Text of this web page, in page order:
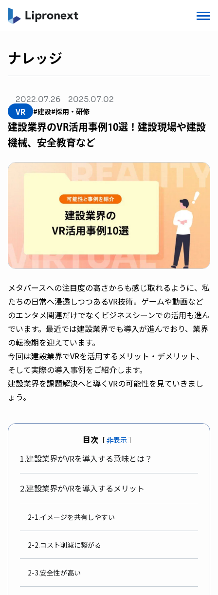
ナレッジ
2022.07.26 2025.07.02
VR #建設#採用・研修
建設業界のVR活用事例10選！建設現場や建設
機械、安全教育など
メタバースへの注目度の高さからも感じ取れるように、私
たちの日常へ浸透しつつあるVR技術。ゲームや動画など
のエンタメ関連だけでなくビジネスシーンでの活用も進ん
でいます。最近では建設業界でも導入が進んでおり、業界
の転換期を迎えています。
今回は建設業界でVRを活用するメリット・デメリット、
そして実際の導入事例をご紹介します。
建設業界を課題解決へと導くVRの可能性を見ていきまし
ょう。
目次 ［非表示］
1.建設業界がVRを導入する意味とは？
2.建設業界がVRを導入するメリット
2-1.イメージを共有しやすい
2-2.コスト削減に繋がる
2-3.安全性が高い